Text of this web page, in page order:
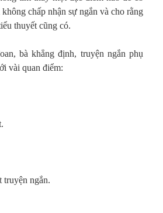
chấp nhận sự ngắn và cho rằng
thuyết cũng có.
bà khẳng định, truyện ngắn phụ
vài quan điểm:
truyện ngắn.